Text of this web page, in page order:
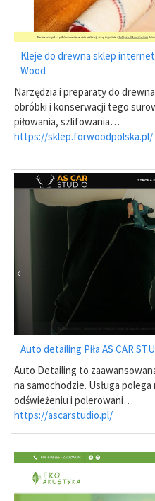
Kleje do drewna sklep
Wood
Narzędzia i preparaty do
obróbki i konserwacji tego
piłowania, szlifowania…
https://sklep.forwoodpolska.pl/
Auto detailing Piła AS CAR
Auto Detailing to
na samochodzie. Usługa
odświeżeniu i polerowani…
https://ascarstudio.pl/